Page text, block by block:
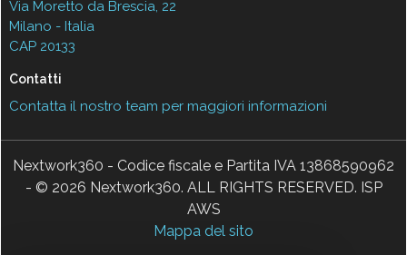
Via Moretto da Brescia, 22
Milano - Italia
CAP 20133
Contatti
Contatta il nostro team per maggiori informazioni
Nextwork360 - Codice fiscale e Partita IVA 13868590962
- © 2026 Nextwork360. ALL RIGHTS RESERVED. ISP
AWS
Mappa del sito